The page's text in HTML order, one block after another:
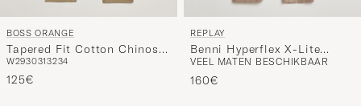
BOSS ORANGE
Tapered Fit Cotton Chinos
Beige
W2930313234
125€
REPLAY
Benni Hyperflex X-Lite
Chinos Sand
VEEL MATEN BESCHIKBAAR
160€